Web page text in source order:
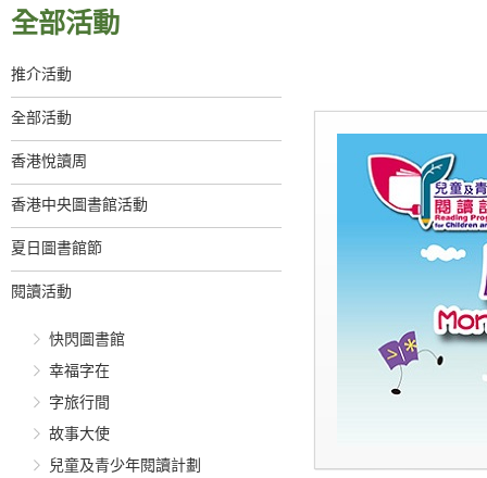
全部活動
推介活動
全部活動
香港悅讀周
香港中央圖書館活動
夏日圖書館節
閱讀活動
快閃圖書館
幸福字在
字旅行間
故事大使
兒童及青少年閱讀計劃